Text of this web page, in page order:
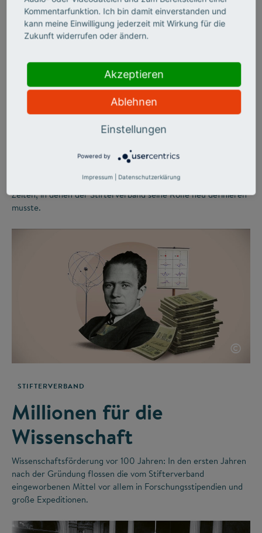
Zwischen
Wirtschaftsboom und
Bildungskatastrophe
Während in den 1960er-Jahren frischer Wind durch die
und Wissenschaftssektor öffentlicher Protest. Bewegte
Zeiten, in denen der Stifterverband seine Rolle neu definieren
musste.
©
STIFTERVERBAND
Millionen für die
Wissenschaft
Wissenschaftsförderung vor 100 Jahren: In den ersten Jahren
nach der Gründung flossen die vom Stifterverband
eingeworbenen Mittel vor allem in Forschungsstipendien und
große Expeditionen.
Kommentarfunktion. Ich bin damit einverstanden und
kann meine Einwilligung jederzeit mit Wirkung für die
Zukunft widerrufen oder ändern.
Akzeptieren
Ablehnen
Einstellungen
Powered by
Impressum Datenschutzerklärung